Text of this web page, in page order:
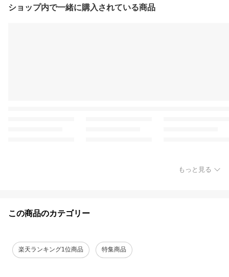
ショップ内で一緒に購入されている商品
もっと見る
この商品のカテゴリー
楽天ランキング1位商品 特集商品